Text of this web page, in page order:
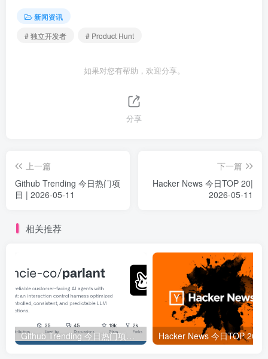
新闻资讯
# 独立开发者
# Product Hunt
如果对您有帮助，欢迎分享。
分享
上一篇
Github Trending 今日热门项
目 | 2026-05-11
下一篇
Hacker News 今日TOP 20|
2026-05-11
相关推荐
Github Trending 今日热门项目 | 2025-09-06